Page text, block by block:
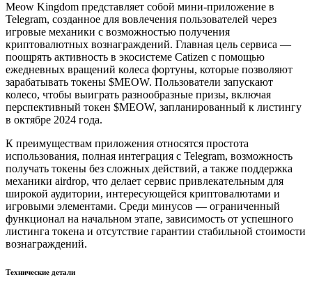
Meow Kingdom представляет собой мини-приложение в
Telegram, созданное для вовлечения пользователей через
игровые механики с возможностью получения
криптовалютных вознаграждений. Главная цель сервиса —
поощрять активность в экосистеме Catizen с помощью
ежедневных вращений колеса фортуны, которые позволяют
зарабатывать токены $MEOW. Пользователи запускают
колесо, чтобы выиграть разнообразные призы, включая
перспективный токен $MEOW, запланированный к листингу
в октябре 2024 года.
К преимуществам приложения относятся простота
использования, полная интеграция с Telegram, возможность
получать токены без сложных действий, а также поддержка
механики airdrop, что делает сервис привлекательным для
широкой аудитории, интересующейся криптовалютами и
игровыми элементами. Среди минусов — ограниченный
функционал на начальном этапе, зависимость от успешного
листинга токена и отсутствие гарантии стабильной стоимости
вознаграждений.
Технические детали